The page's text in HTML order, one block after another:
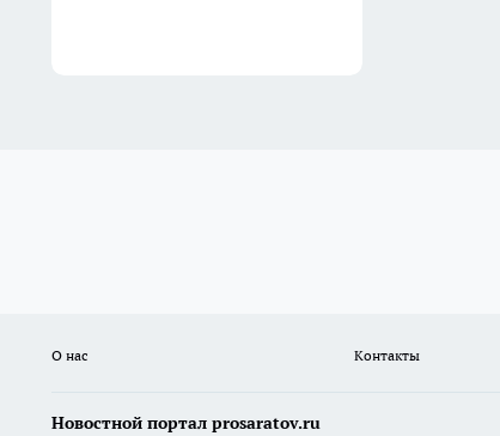
О нас Контакты
Новостной портал prosaratov.ru